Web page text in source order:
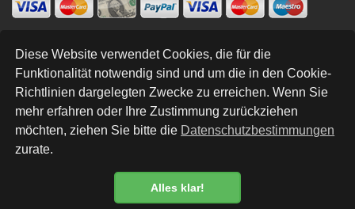
Datenschutzbestimmung
Diese Website verwendet Cookies, die für die
Funktionalität notwendig sind und um die in den Cookie-
Richtlinien dargelegten Zwecke zu erreichen. Wenn Sie
mehr erfahren oder Ihre Zustimmung zurückziehen
möchten, ziehen Sie bitte die Datenschutzbestimmungen
zurate.
Alles klar!
Newsletter
SENDEN
Impressum•Versand•Kontakt•